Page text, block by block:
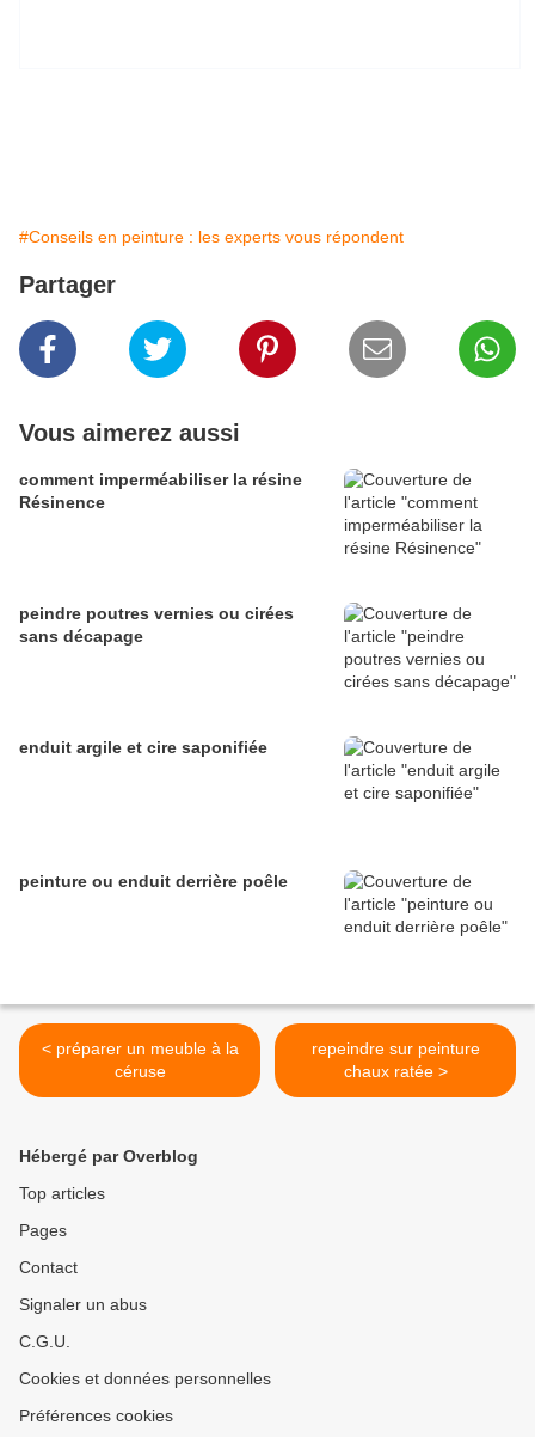
#Conseils en peinture : les experts vous répondent
Partager
Vous aimerez aussi
comment imperméabiliser la résine
Résinence
peindre poutres vernies ou cirées
sans décapage
enduit argile et cire saponifiée
peinture ou enduit derrière poêle
< préparer un meuble à la
céruse
repeindre sur peinture
chaux ratée >
Hébergé par Overblog
Top articles
Pages
Contact
Signaler un abus
C.G.U.
Cookies et données personnelles
Préférences cookies